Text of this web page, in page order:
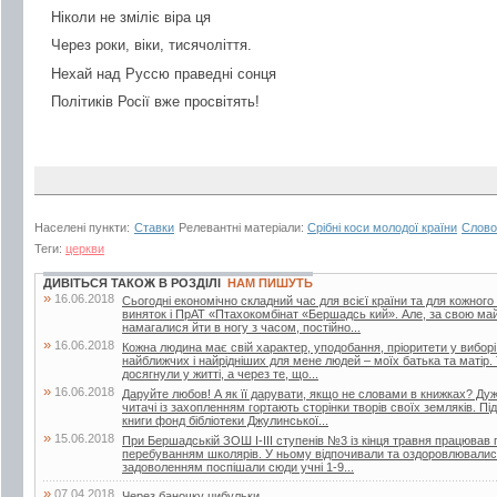
Ніколи не зміліє віра ця
Через роки, віки, тисячоліття.
Нехай над Руссю праведні сонця
Політиків Росії вже просвітять!
Населені пункти: Ставки Релевантні матеріали: Срібні коси молодої країни
Теги: церкви
ДИВІТЬСЯ ТАКОЖ В РОЗДІЛІ НАМ ПИШУТЬ
» 16.06.2018 Сьогодні економічно складний час для всієї країни та для
виняток і ПрАТ «Птахокомбінат «Бершадсь кий». Але, за свою
намагалися йти в ногу з часом, постійно...
» 16.06.2018
Кожна людина має свій характер, уподобання, пріоритети у
найближчих і найрідніших для мене людей – моїх батька та
досягнули у житті, а через те, що...
» 16.06.2018
Даруйте любов! А як її дарувати, якщо не словами в книжках?
читачі із захопленням гортають сторінки творів своїх земляків.
книги фонд бібліотеки Джулинської...
» 15.06.2018
При Бершадській ЗОШ І-ІІІ ступенів №3 із кінця травня
перебуванням школярів. У ньому відпочивали та
задоволенням поспішали сюди учні 1-9...
» 07.04.2018